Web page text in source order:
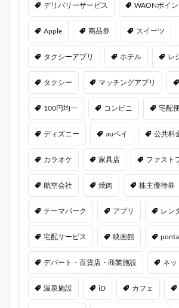
デリバリーサービス WAONポイン
Apple 商品券 スイーツ
タクシーアプリ ホテル レ
タクシー マッチングアプリ
100円均一 コンビニ 宅配
ディズニー auペイ 公共料
カラオケ 家具店 ファスト
航空会社 焼肉 株主優待券
テーマパーク アプリ レン
宅配サービス 映画館 ponta
デパート・百貨店・商業施設 ネ
温泉施設 iD カフェ